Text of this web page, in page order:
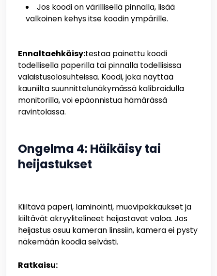
Jos koodi on värillisellä pinnalla, lisää
valkoinen kehys itse koodin ympärille.
Ennaltaehkäisy:testaa painettu koodi
todellisella paperilla tai pinnalla todellisissa
valaistusolosuhteissa. Koodi, joka näyttää
kauniilta suunnittelunäkymässä kalibroidulla
monitorilla, voi epäonnistua hämärässä
ravintolassa.
Ongelma 4: Häikäisy tai
heijastukset
Kiiltävä paperi, laminointi, muovipakkaukset ja
kiiltävät akryylitelineet heijastavat valoa. Jos
heijastus osuu kameran linssiin, kamera ei pysty
näkemään koodia selvästi.
Ratkaisu: